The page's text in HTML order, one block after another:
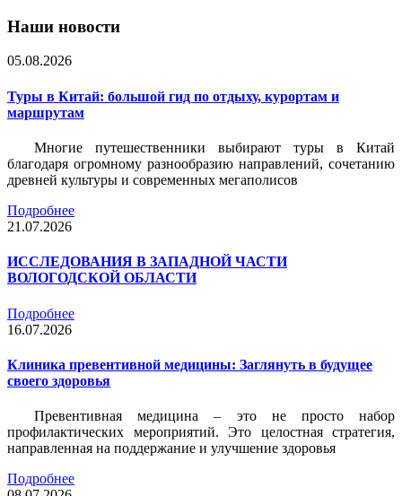
Наши новости
05.08.2026
Туры в Китай: большой гид по отдыху, курортам и
маршрутам
Многие путешественники выбирают туры в Китай
благодаря огромному разнообразию направлений, сочетанию
древней культуры и современных мегаполисов
Подробнее
21.07.2026
ИССЛЕДОВАНИЯ В ЗАПАДНОЙ ЧАСТИ
ВОЛОГОДСКОЙ ОБЛАСТИ
Подробнее
16.07.2026
Клиника превентивной медицины: Заглянуть в будущее
своего здоровья
Превентивная медицина – это не просто набор
профилактических мероприятий. Это целостная стратегия,
направленная на поддержание и улучшение здоровья
Подробнее